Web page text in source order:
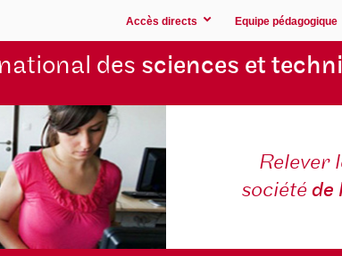
Accès directs Equipe pédagogique
des sciences et techni
Relever
sociétéde